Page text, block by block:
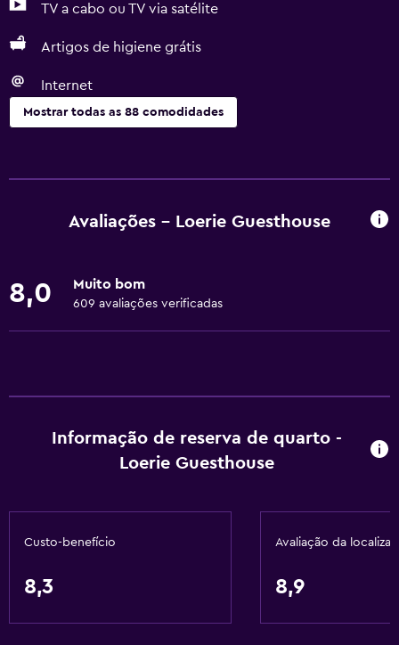
TV a cabo ou TV via satélite
Artigos de higiene grátis
Internet
Mostrar todas as 88 comodidades
Taças de vinho
Chaleira
Cozinha americana
Wi-Fi grátis
Internet
Avaliações - Loerie Guesthouse
8,0 Muito bom
609 avaliações verificadas
Informação de reserva de quarto -
Loerie Guesthouse
Custo-benefício
8,3
Avaliação da
8,9